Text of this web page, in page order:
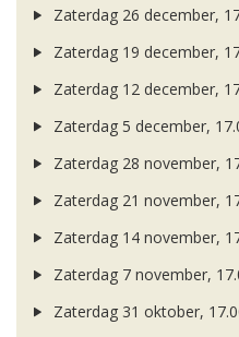
Zaterdag 26 december,
Zaterdag 19 december,
Zaterdag 12 december,
Zaterdag 5 december,
Zaterdag 28 november,
Zaterdag 21 november,
Zaterdag 14 november,
Zaterdag 7 november,
Zaterdag 31 oktober,